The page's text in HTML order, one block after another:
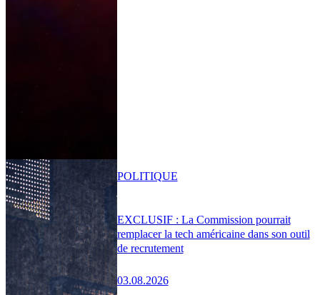
EXCLUSIF : La Commission pourrait
remplacer la tech américaine dans son outil
de recrutement
03.08.2026
POLITIQUE